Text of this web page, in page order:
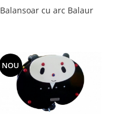
Balansoar cu arc Balaur
NOU